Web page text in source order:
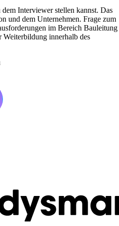
Interviewer stellen kannst. Das
und dem Unternehmen. Frage zum
im Bereich Bauleitung
innerhalb des